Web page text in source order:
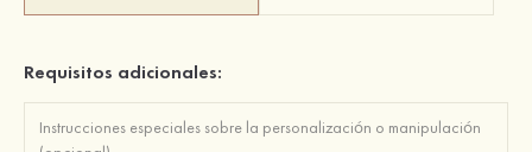
Requisitos adicionales: